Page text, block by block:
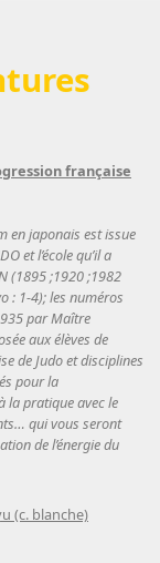
française
en japonais est issue
et l’école qu’il a
(1895 ;1920 ;1982
: 1-4); les numéros
par Maître
aux élèves de
de Judo et disciplines
pour la
la pratique avec le
qui vous seront
de l’énergie du
(c. blanche)